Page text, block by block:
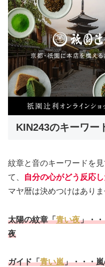
KIN243のキーワー
紋章と音のキーワードを
て、
自分の心がどう反応
マヤ暦は決めつけはあり
太陽の紋章「青い夜」・
夜
ガイド「青い嵐」・・・